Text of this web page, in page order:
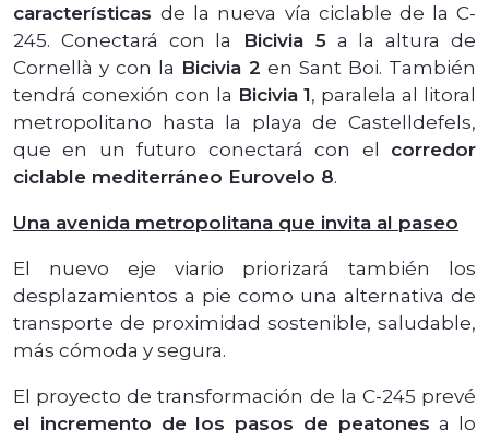
característicasde la nueva vía ciclable de la C-
245. Conectará con la
Bicivia 5 a la altura de
Cornellà y con la Bicivia 2 en Sant Boi. También
tendrá conexión con la Bicivia 1, paralela al litoral
metropolitano hasta la playa de Castelldefels,
que en un futuro conectará con el corredor
ciclable mediterráneo Eurovelo 8.
Una avenida metropolitana que invita al paseo
El nuevo eje viario priorizará también los
desplazamientos a pie como una alternativa de
transporte de proximidad sostenible, saludable,
más cómoda y segura.
El proyecto de transformación de la C-245 prevé
el incremento de los pasos de peatonesa lo